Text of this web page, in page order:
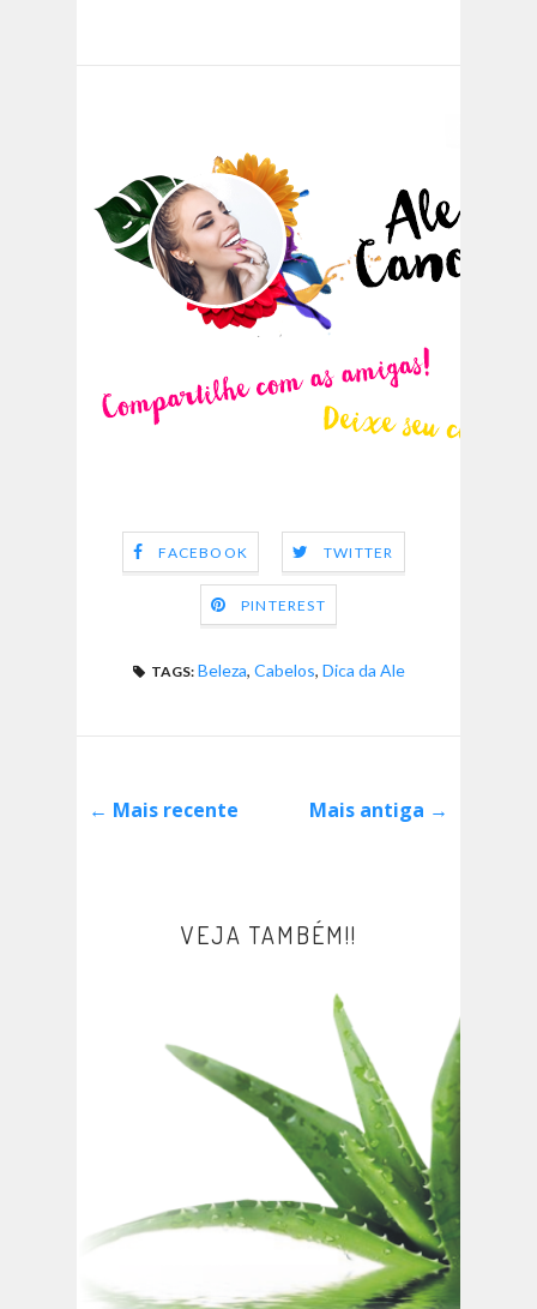
FACEBOOK TWITTER
PINTEREST
TAGS: Beleza, Cabelos, Dica da Ale
← Mais recente Mais antiga →
VEJA TAMBÉM!!